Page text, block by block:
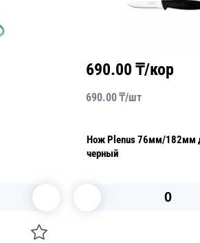
690.00 ₸/кор
690.00₸/шт
Нож Plenus 76мм/182мм
черный